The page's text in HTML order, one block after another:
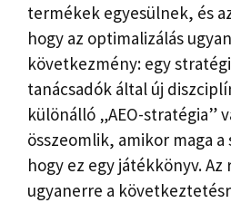
termékek egyesülnek, és
hogy az optimalizálás
következmény: egy
tanácsadók által új
különálló „AEO-stratégia”
összeomlik, amikor maga
hogy ez egy játékkönyv. Az
ugyanerre a